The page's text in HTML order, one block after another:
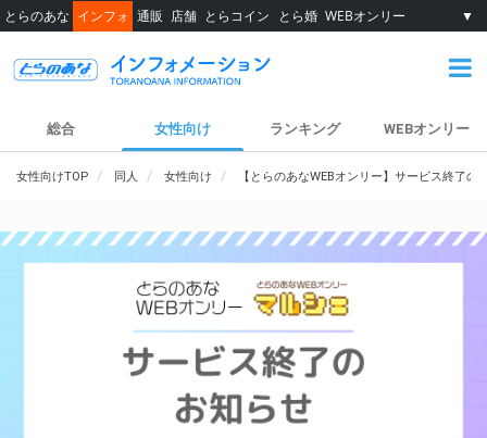
とらのあな インフォ 通販 店舗 とらコイン とら婚 WEBオンリー ▼
総合 女性向け ランキング WEBオンリー
女性向けTOP 同人 女性向け 【とらのあなWEBオンリー】サービス終了の